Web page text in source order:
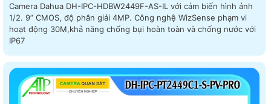
Camera Dahua DH-IPC-HDBW2449F-AS-IL với cảm biến hình ảnh
1/2. 9” CMOS, độ phân giải 4MP. Công nghệ WizSense phạm vi
hoạt động 30M,khả năng chống bụi hoàn toàn và chống nước với
IP67